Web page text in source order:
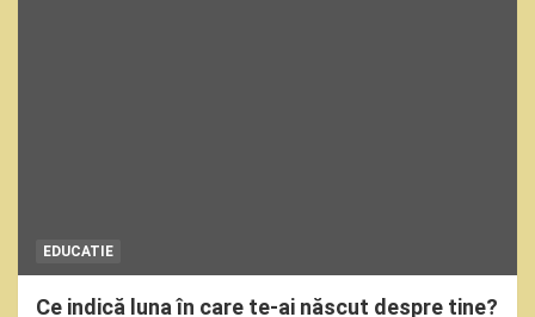
EDUCATIE
Ce indică luna în care te-ai născut despre tine?